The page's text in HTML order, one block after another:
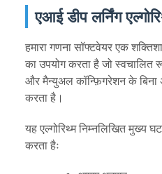
एआई डीप लर्निंग
हमारा गणना सॉफ्टवेयर एक
का उपयोग करता है जो
और मैन्युअल कॉन्फ़िगरेशन के बिना
करता है।
यह एल्गोरिथ्म निम्नलिखित मुख्य
करता हैः